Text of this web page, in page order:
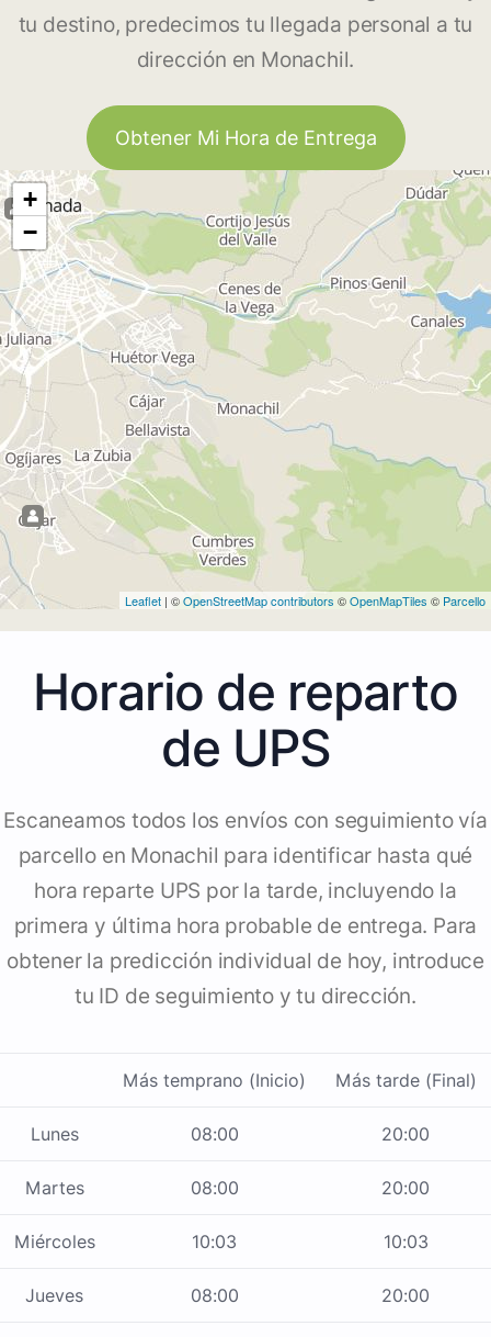
tu destino, predecimos tu llegada personal a tu
dirección en Monachil.
Obtener Mi Hora de Entrega
+
−
Leaflet | ©OpenStreetMap contributors ©OpenMapTiles © Parcello
Horario de reparto
de UPS
Escaneamos todos los envíos con seguimiento vía
parcello en Monachil para identificar hasta qué
hora reparte UPS por la tarde, incluyendo la
primera y última hora probable de entrega. Para
obtener la predicción individual de hoy, introduce
tu ID de seguimiento y tu dirección.
Más temprano (Inicio) Más tarde (Final)
Lunes 08:00 20:00
Martes 08:00 20:00
Miércoles 10:03 10:03
Jueves 08:00 20:00